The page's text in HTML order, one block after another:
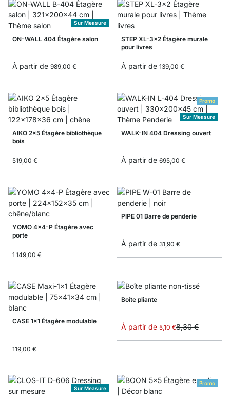
Sur Measure
ON-WALL 404 Étagère salon
À partir de 989,00 €
STEP XL-3x2 Étagère murale
pour livres
À partir de 139,00 €
AIKO 2x5 Étagère bibliothèque
bois
519,00 €
Promo
Sur Measure
WALK-IN 404 Dressing ouvert
À partir de 695,00 €
YOMO 4x4-P Étagère avec
porte
1 149,00 €
PIPE 01 Barre de penderie
À partir de 31,90 €
CASE 1x1 Étagère modulable
119,00 €
Boîte pliante
À partir de 5,10 €8,30 €
Sur Measure
Promo